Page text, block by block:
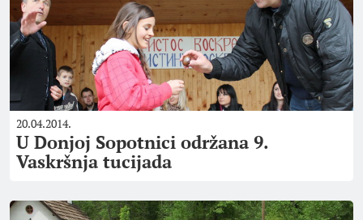
20.04.2014.
U Donjoj Sopotnici održana 9.
Vaskršnja tucijada